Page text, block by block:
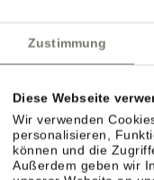
Zustimmung
Diese Webseite
Wir verwenden
personalisieren,
können und die
Außerdem geben wir